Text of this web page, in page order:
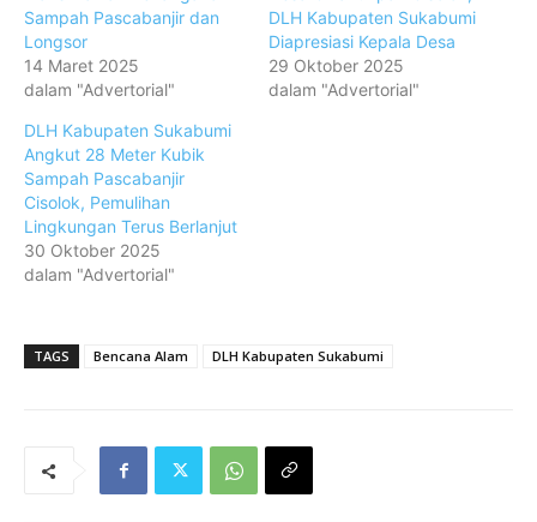
Sampah Pascabanjir dan
Longsor
14 Maret 2025
dalam "Advertorial"
DLH Kabupaten Sukabumi
Diapresiasi Kepala Desa
29 Oktober 2025
dalam "Advertorial"
DLH Kabupaten Sukabumi
Angkut 28 Meter Kubik
Sampah Pascabanjir
Cisolok, Pemulihan
Lingkungan Terus Berlanjut
30 Oktober 2025
dalam "Advertorial"
TAGS Bencana Alam DLH Kabupaten Sukabumi